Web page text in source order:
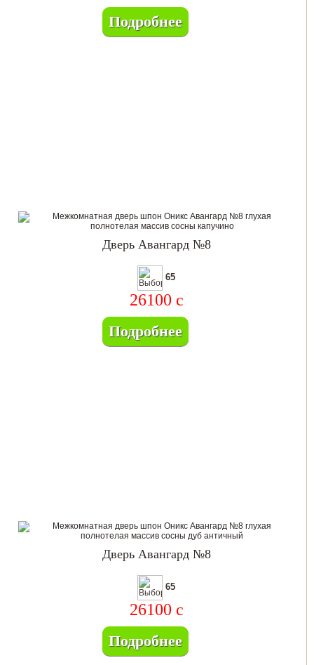
Подробнее
Дверь Авангард №8
65
26100 c
Подробнее
Дверь Авангард №8
65
26100 c
Подробнее